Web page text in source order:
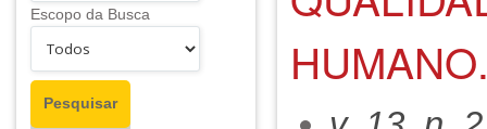
Escopo da Busca